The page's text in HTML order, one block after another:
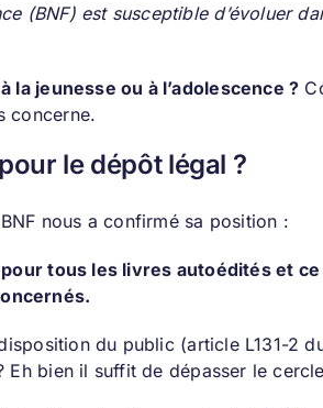
(BNF) est susceptible d’évoluer
la jeunesse ou à l’adolescence ?
concerne.
le dépôt légal ?
nous a confirmé sa position :
tous les livres autoédités et
du public (article L131-2
Eh bien il suffit de dépasser le